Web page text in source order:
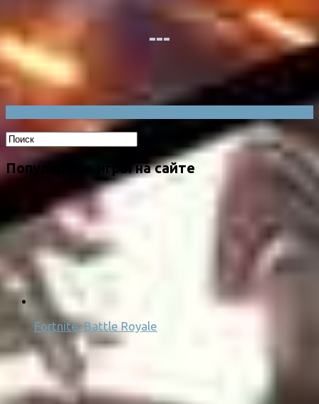
Популярные игры на сайте
Fortnite: Battle Royale